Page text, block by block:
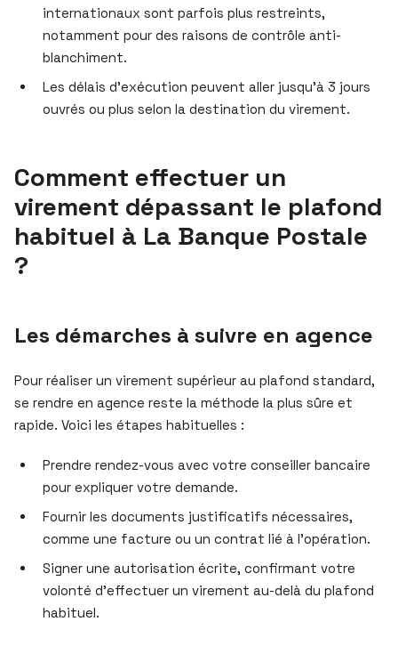
internationaux sont parfois plus restreints,
notamment pour des raisons de contrôle anti-
blanchiment.
Les délais d’exécution peuvent aller jusqu’à 3 jours
ouvrés ou plus selon la destination du virement.
Comment effectuer un
virement dépassant le plafond
habituel à La Banque Postale
?
Les démarches à suivre en agence
Pour réaliser un virement supérieur au plafond standard,
se rendre en agence reste la méthode la plus sûre et
rapide. Voici les étapes habituelles :
Prendre rendez-vous avec votre conseiller bancaire
pour expliquer votre demande.
Fournir les documents justificatifs nécessaires,
comme une facture ou un contrat lié à l’opération.
Signer une autorisation écrite, confirmant votre
volonté d’effectuer un virement au-delà du plafond
habituel.